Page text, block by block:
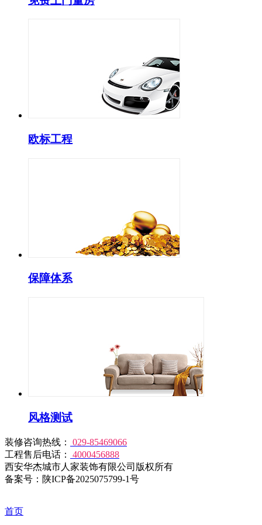
欧标工程
保障体系
风格测试
装修咨询热线：
029-85469066
工程售后电话：
4000456888
西安华杰城市人家装饰有限公司版权所有
备案号：陕ICP备2025075799-1号
首页